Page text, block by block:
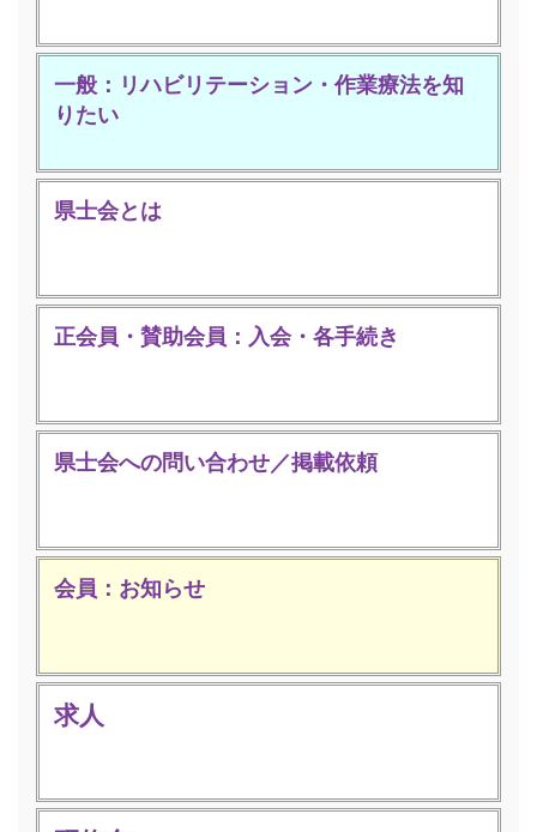
一般：リハビリテーション・作業療法を知
りたい
県士会とは
正会員・賛助会員：入会・各手続き
県士会への問い合わせ／掲載依頼
会員：お知らせ
求人